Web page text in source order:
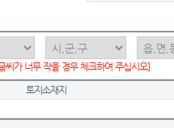
씨가 너무 작을 경우 체크하여 주십시오]
토지소재지